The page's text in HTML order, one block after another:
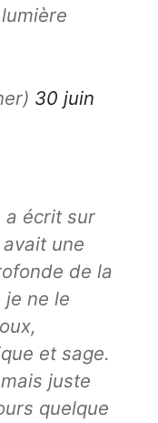
30 juin
a écrit sur
une
de la
je ne le
et sage.
juste
quelque